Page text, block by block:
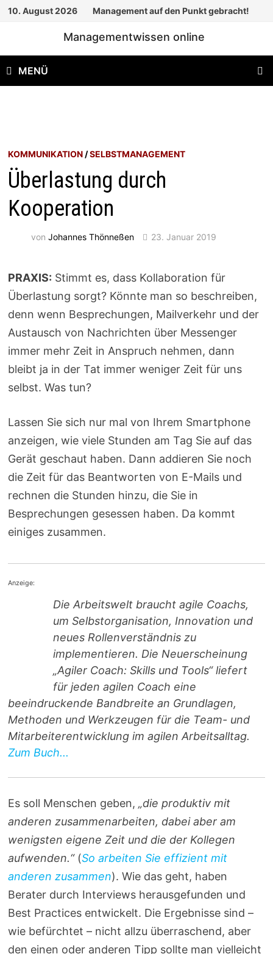
Zum10. August 2026 Management auf den Punkt gebracht!
Managementwissen online
MENÜ
KOMMUNIKATION /SELBSTMANAGEMENT
Überlastung durch
Kooperation
vonJohannes Thönneßen 23. Januar 2019
PRAXIS: Stimmt es, dass Kollaboration für
Überlastung sorgt? Könnte man so beschreiben,
denn wenn Besprechungen, Mailverkehr und der
Austausch von Nachrichten über Messenger
immer mehr Zeit in Anspruch nehmen, dann
bleibt ja in der Tat immer weniger Zeit für uns
selbst. Was tun?
Lassen Sie sich nur mal von Ihrem Smartphone
anzeigen, wie viele Stunden am Tag Sie auf das
Gerät geschaut haben. Dann addieren Sie noch
die Zeit für das Beantworten von E-Mails und
rechnen die Stunden hinzu, die Sie in
Besprechungen gesessen haben. Da kommt
einiges zusammen.
Anzeige:
Die Arbeitswelt braucht agile Coachs,
um Selbstorganisation, Innovation und
neues Rollenverständnis zu
implementieren. Die Neuerscheinung
„Agiler Coach: Skills und Tools“ liefert
für jeden agilen Coach eine
beeindruckende Bandbreite an Grundlagen,
Methoden und Werkzeugen für die Team- und
Mitarbeiterentwicklung im agilen Arbeitsalltag.
Zum Buch...
Es soll Menschen geben,„die produktiv mit
anderen zusammenarbeiten, dabei aber am
wenigsten eigene Zeit und die der Kollegen
aufwenden.“(So arbeiten Sie effizient mit
anderen zusammen). Wie das geht, haben
Berater durch Interviews herausgefunden und
Best Practices entwickelt. Die Ergebnisse sind –
wie befürchtet – nicht allzu überraschend, aber
den einen oder anderen Tipp sollte man vielleicht